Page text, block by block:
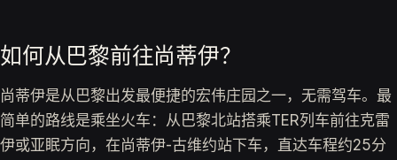
如何从巴黎前往尚蒂伊？
尚蒂伊是从巴黎出发最便捷的宏伟庄园之一，无需驾车。最
简单的路线是乘坐火车：从巴黎北站搭乘TER列车前往克雷
伊或亚眠方向，在尚蒂伊-古维约站下车，直达车程约25分